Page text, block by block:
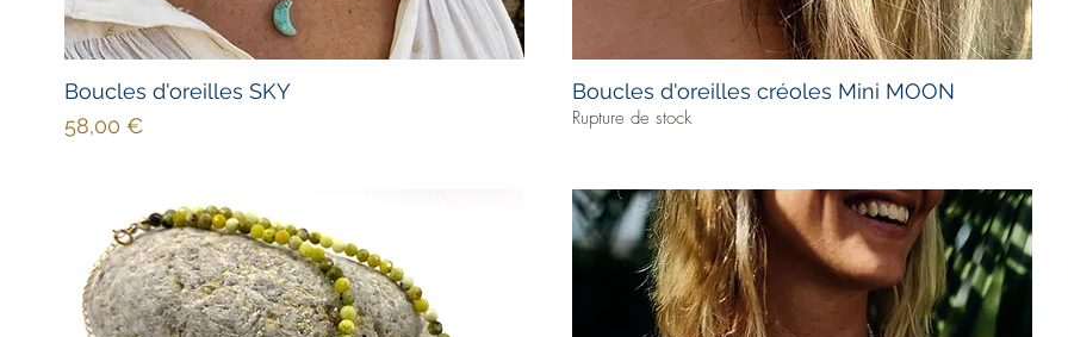
Boucles d'oreilles SKY
Prix
58,00 €
Boucles d'oreilles créoles Mini MOON
Rupture de stock